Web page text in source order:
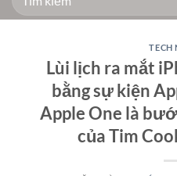
kiếm:
TECH
Lùi lịch ra mắt
bằng sự kiện
Apple One là
của Tim